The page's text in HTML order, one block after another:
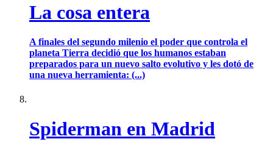
La cosa entera
A finales del segundo milenio el poder que controla el
planeta Tierra decidió que los humanos estaban
preparados para un nuevo salto evolutivo y les dotó de
una nueva herramienta: (...)
Spiderman en Madrid